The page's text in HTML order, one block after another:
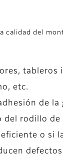
calidad del
tableros
etc.
de la
del rodillo de
o si